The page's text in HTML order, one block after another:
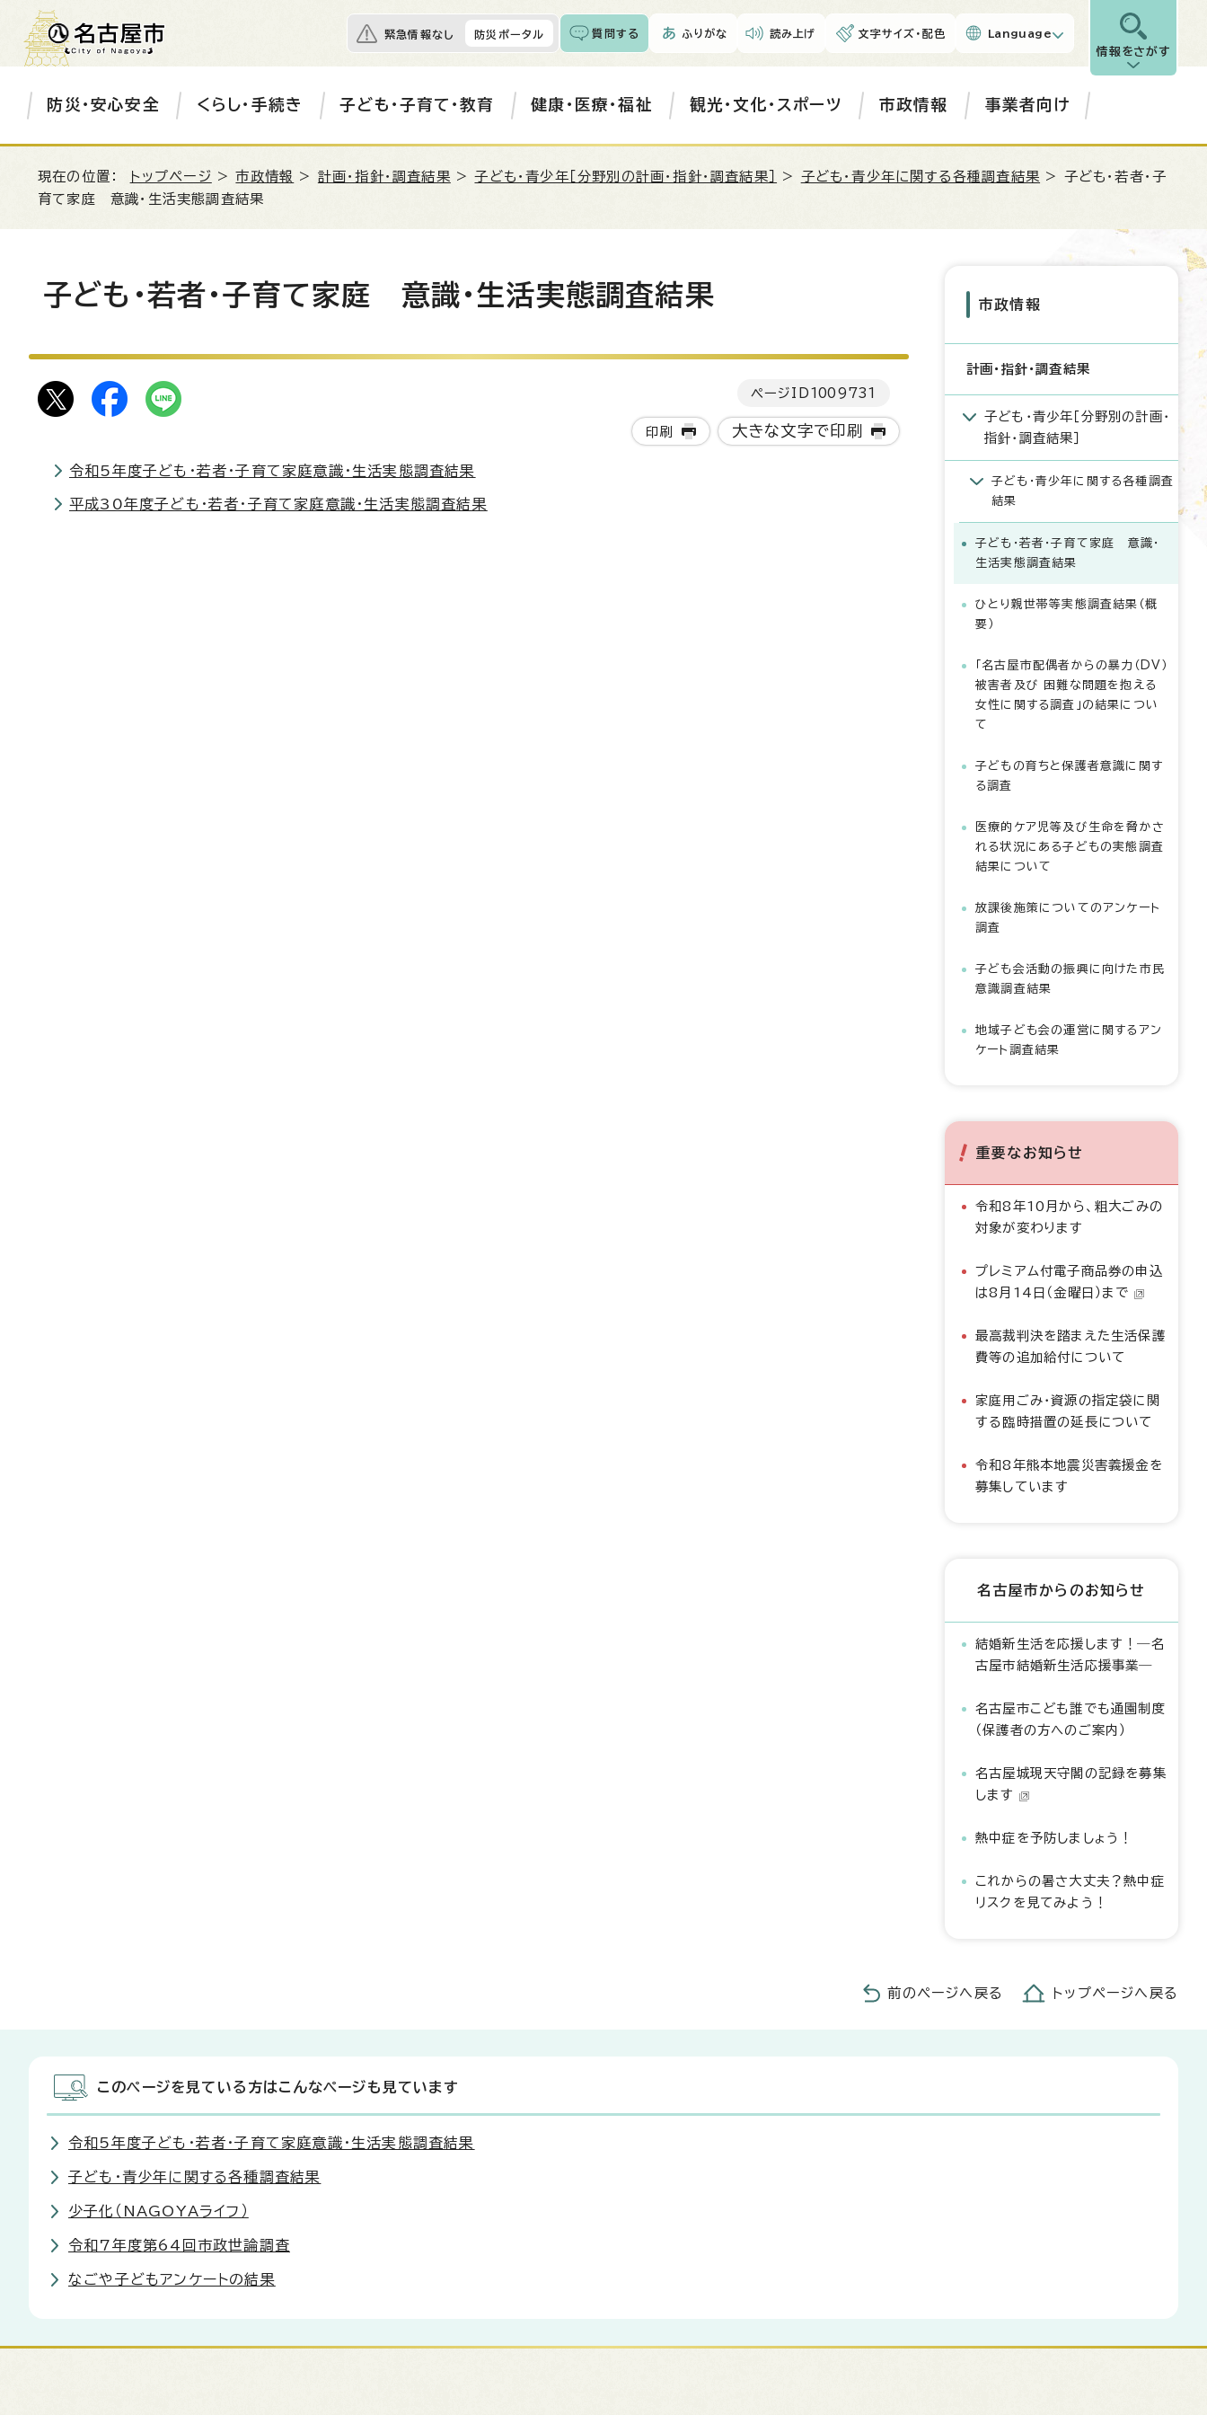
緊急情報なし 防災ポータル 質問する ふりがな 読み上げ 文字サイズ・配色 Language
情報をさがす
防災・安心安全 くらし・手続き 子ども・子育て・教育 健康・医療・福祉 観光・文化・スポーツ 市政情報 事業者向け
現在の位置： トップページ >市政情報 > 計画・指針・調査結果 >子ども・青少年［分野別の計画・指針・調査結果］ > 子ども・青少年に関する各種調査結果 > 子ども・若者・子
育て家庭 意識・生活実態調査結果
子ども・若者・子育て家庭 意識・生活実態調査結果
ページID 1009731
印刷 大きな文字で印刷
令和5年度子ども・若者・子育て家庭意識・生活実態調査結果
平成30年度子ども・若者・子育て家庭意識・生活実態調査結果
市政情報
計画・指針・調査結果
子ども・青少年［分野別の計画・
指針・調査結果］
子ども・青少年に関する各種調査
結果
子ども・若者・子育て家庭 意識・
生活実態調査結果
ひとり親世帯等実態調査結果（概
要）
「名古屋市配偶者からの暴力（DV）
被害者及び 困難な問題を抱える
女性に関する調査」の結果につい
て
子どもの育ちと保護者意識に関す
る調査
医療的ケア児等及び生命を脅かさ
れる状況にある子どもの実態調査
結果について
放課後施策についてのアンケート
調査
子ども会活動の振興に向けた市民
意識調査結果
地域子ども会の運営に関するアン
ケート調査結果
重要なお知らせ
令和8年10月から、粗大ごみの
対象が変わります
プレミアム付電子商品券の申込
は8月14日（金曜日）まで
最高裁判決を踏まえた生活保護
費等の追加給付について
家庭用ごみ・資源の指定袋に関
する臨時措置の延長について
令和8年熊本地震災害義援金を
募集しています
名古屋市からのお知らせ
結婚新生活を応援します！―名
古屋市結婚新生活応援事業―
名古屋市こども誰でも通園制度
（保護者の方へのご案内）
名古屋城現天守閣の記録を募集
します
熱中症を予防しましょう！
これからの暑さ大丈夫？熱中症
リスクを見てみよう！
前のページへ戻る トップページへ戻る
このページを見ている方はこんなページも見ています
令和5年度子ども・若者・子育て家庭意識・生活実態調査結果
子ども・青少年に関する各種調査結果
少子化（NAGOYAライフ）
令和7年度第64回市政世論調査
なごや子どもアンケートの結果